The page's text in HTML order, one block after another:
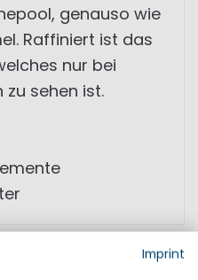
genauso wie
Raffiniert ist das
nur bei
sehen ist.
Imprint